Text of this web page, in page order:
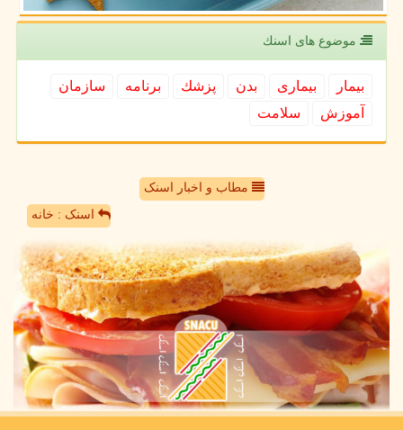
موضوع های اسنك
بیمار بیماری بدن پزشك برنامه
سازمان
آموزش
سلامت
مطاب و اخبار اسنک
اسنک : خانه